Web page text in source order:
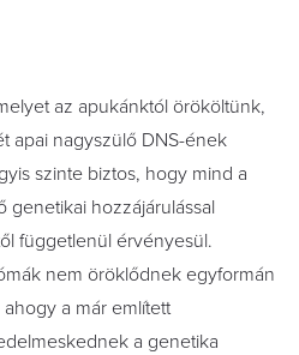
az apukánktól örököltünk,
apai nagyszülő DNS-ének
szinte biztos, hogy mind a
genetikai hozzájárulással
függetlenül érvényesül.
nem öröklődnek egyformán
a már említett
a genetika